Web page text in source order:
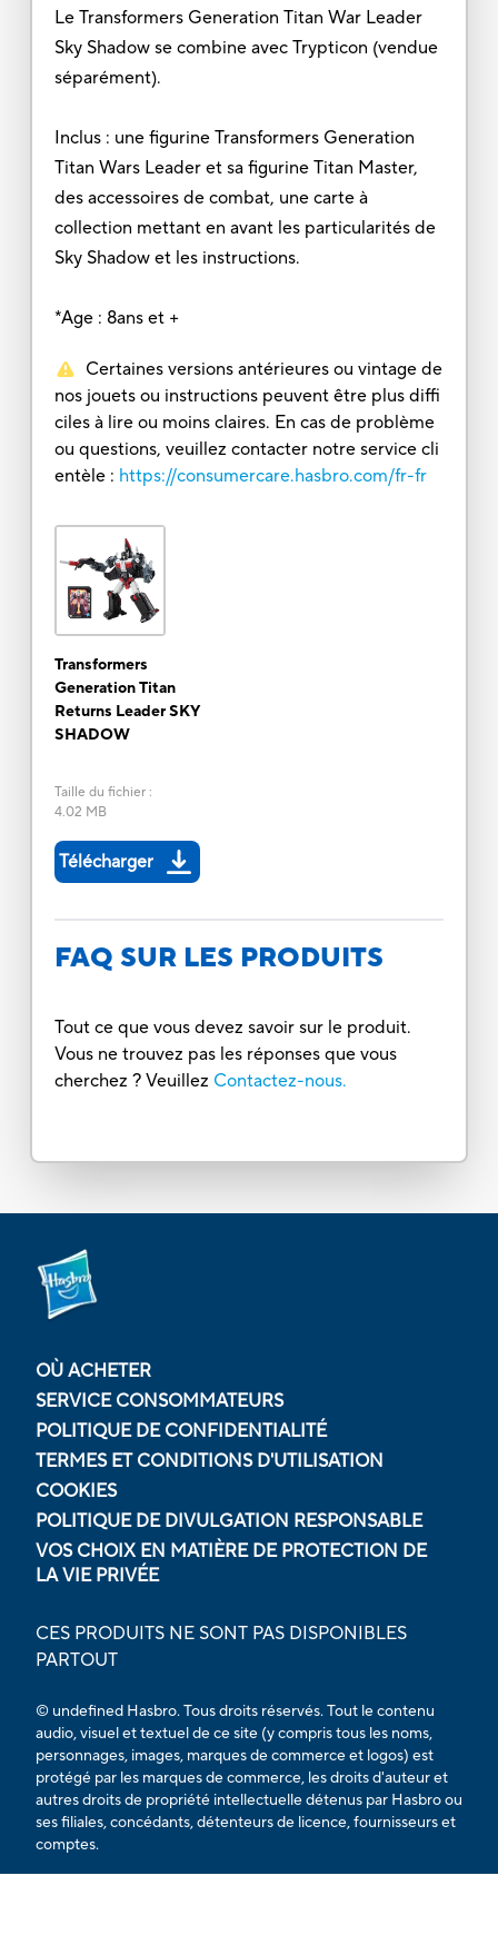
Le Transformers Generation Titan War Leader
Sky Shadow se combine avec Trypticon (vendue
séparément).
Inclus : une figurine Transformers Generation
Titan Wars Leader et sa figurine Titan Master,
des accessoires de combat, une carte à
collection mettant en avant les particularités de
Sky Shadow et les instructions.
*Age : 8ans et +
Certaines versions antérieures ou vintage de
nos jouets ou instructions peuvent être plus diffi
ciles à lire ou moins claires. En cas de problème
ou questions, veuillez contacter notre service cli
entèle : https://consumercare.hasbro.com/fr-fr
Transformers
Generation Titan
Returns Leader SKY
SHADOW
Taille du fichier:
4.02 MB
Télécharger
FAQ SUR LES PRODUITS
Tout ce que vous devez savoir sur le produit.
Vous ne trouvez pas les réponses que vous
cherchez ? Veuillez Contactez-nous.
OÙ ACHETER
SERVICE CONSOMMATEURS
POLITIQUE DE CONFIDENTIALITÉ
TERMES ET CONDITIONS D'UTILISATION
COOKIES
POLITIQUE DE DIVULGATION RESPONSABLE
VOS CHOIX EN MATIÈRE DE PROTECTION DE
LA VIE PRIVÉE
CES PRODUITS NE SONT PAS DISPONIBLES
PARTOUT
© undefined Hasbro. Tous droits réservés. Tout le contenu
audio, visuel et textuel de ce site (y compris tous les noms,
personnages, images, marques de commerce et logos) est
protégé par les marques de commerce, les droits d'auteur et
autres droits de propriété intellectuelle détenus par Hasbro ou
ses filiales, concédants, détenteurs de licence, fournisseurs et
comptes.